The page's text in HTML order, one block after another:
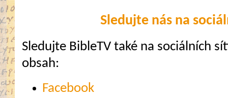
Sledujte nás na
Sledujte BibleTV také na sociálních
obsah:
Facebook